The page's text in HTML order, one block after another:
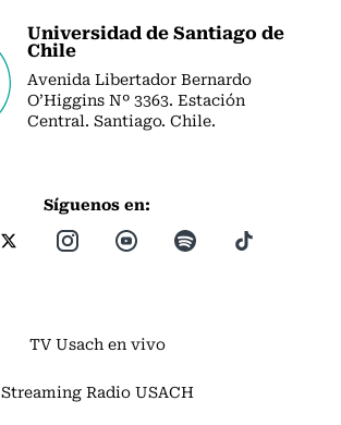
Universidad de Santiago de
Chile
Avenida Libertador Bernardo
O’Higgins Nº 3363. Estación
Central. Santiago. Chile.
Síguenos en:
TV Usach en vivo
Streaming Radio USACH